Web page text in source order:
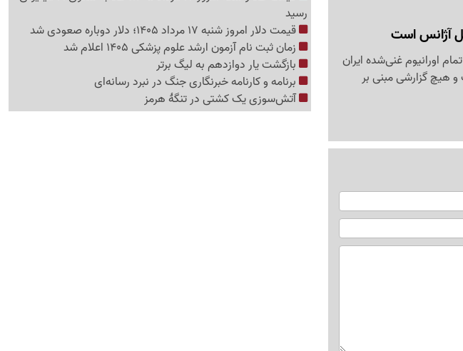
آژانس است
اورانیوم غنی‌شده ایران
هیچ گزارشی مبنی بر
رسید
قیمت دلار امروز شنبه 17 مرداد 1405؛ دلار دوباره صعودی شد
زمان ثبت نام آزمون ارشد علوم پزشکی 1405 اعلام شد
بازگشت یار دوازدهم به لیگ برتر
برنامه و کارنامه خبرنگاری جنگ در نبرد رسانه‌ای
آتش‌سوزی یک کشتی در تنگهٔ هرمز